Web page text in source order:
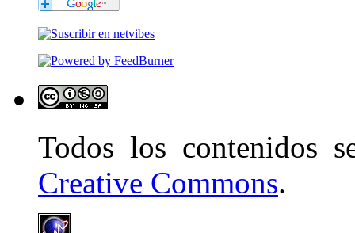
Todos los contenidos
Creative Commons.